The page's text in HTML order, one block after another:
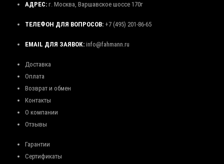
АДРЕС: г. Москва, Варшавское шоссе 170г
ТЕЛЕФОН ДЛЯ ВОПРОСОВ: +7 (495) 201-86-65
EMAIL ДЛЯ ЗАЯВОК: info@fahmann.ru
Доставка
Оплата
Возврат и обмен
Контакты
О компании
Отзывы
Гарантии
Сертификаты